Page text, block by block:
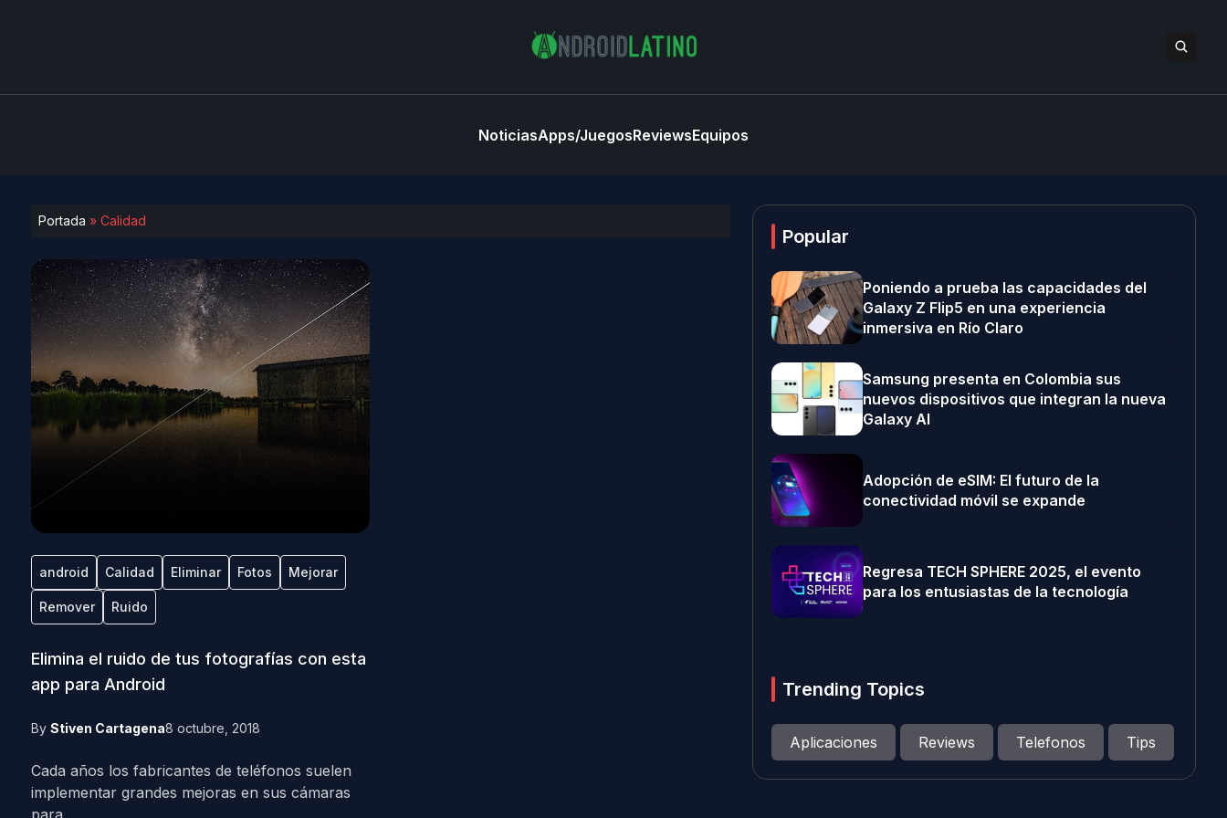
NoticiasApps/JuegosReviewsEquipos
Portada » Calidad
android Calidad Eliminar Fotos Mejorar
Remover Ruido
Elimina el ruido de tus fotografías con esta
app para Android
By Stiven Cartagena8 octubre, 2018
Cada años los fabricantes de teléfonos suelen
implementar grandes mejoras en sus cámaras
para...
Popular
Poniendo a prueba las capacidades del
Galaxy Z Flip5 en una experiencia
inmersiva en Río Claro
Samsung presenta en Colombia sus
nuevos dispositivos que integran la nueva
Galaxy AI
Adopción de eSIM: El futuro de la
conectividad móvil se expande
Regresa TECH SPHERE 2025, el evento
para los entusiastas de la tecnología
Trending Topics
Aplicaciones Reviews Telefonos Tips